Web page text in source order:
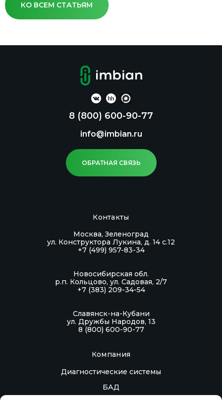
КО ВСЕМ СТАТЬЯМ
8 (800) 600-90-77
info@imbian.ru
ОБРАТНАЯ СВЯЗЬ
Компания
Диагностические системы
БАД
Контакты
Москва, Зеленоград
ул. Конструктора Лукина, д. 14 с.12
+7 (499) 957-83-34
Новосибирская обл.
р.п. Кольцово, ул. Садовая, 2/7
+7 (383) 209-34-54
Славянск-на-Кубани
ул. Дружбы Народов, 13
8 (800) 600-90-77